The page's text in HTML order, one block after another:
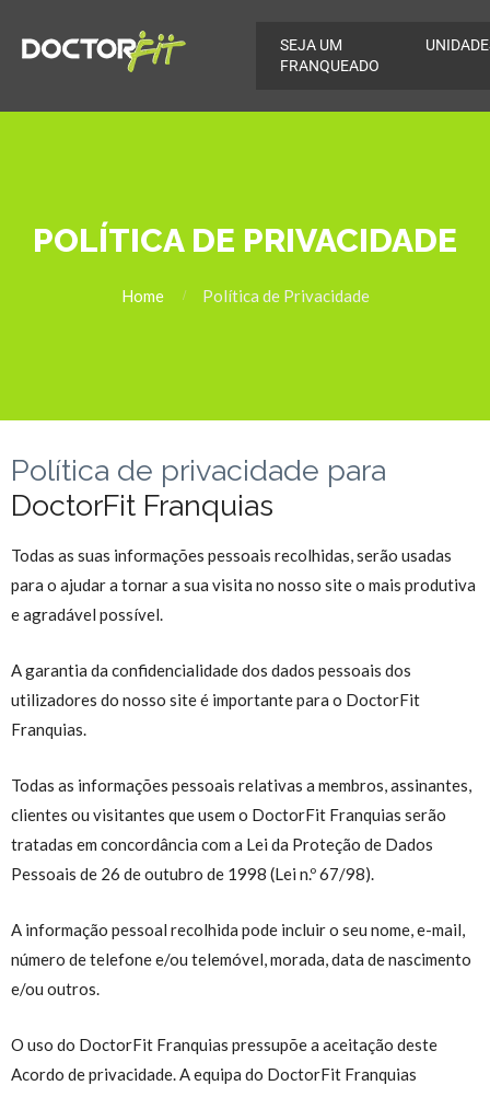
SEJA UM
FRANQUEADO
POLÍTICA DE PRIVACIDADE
Home Política de Privacidade
Política de privacidade para
DoctorFit Franquias
Todas as suas informações pessoais recolhidas, serão usadas
para o ajudar a tornar a sua visita no nosso site o mais produtiva
e agradável possível.
A garantia da confidencialidade dos dados pessoais dos
utilizadores do nosso site é importante para o DoctorFit
Franquias.
Todas as informações pessoais relativas a membros, assinantes,
clientes ou visitantes que usem o DoctorFit Franquias serão
tratadas em concordância com a Lei da Proteção de Dados
Pessoais de 26 de outubro de 1998 (Lei n.º 67/98).
A informação pessoal recolhida pode incluir o seu nome, e-mail,
número de telefone e/ou telemóvel, morada, data de nascimento
e/ou outros.
O uso do DoctorFit Franquias pressupõe a aceitação deste
Acordo de privacidade. A equipa do DoctorFit Franquias